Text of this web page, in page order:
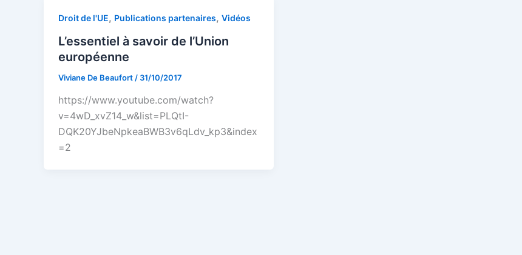
Droit de l'UE, Publications partenaires, Vidéos
L’essentiel à savoir de l’Union
européenne
Viviane De Beaufort / 31/10/2017
https://www.youtube.com/watch?
v=4wD_xvZ14_w&list=PLQtI-
DQK20YJbeNpkeaBWB3v6qLdv_kp3&index
=2